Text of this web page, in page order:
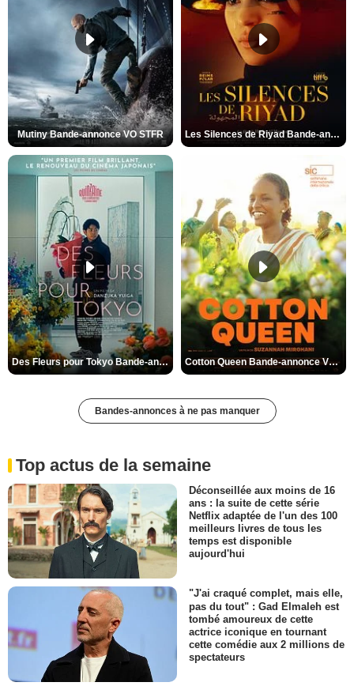
Mutiny Bande-annonce VO STFR Les Silences de Riyad Bande-annonce VO STFR
Des Fleurs pour Tokyo Bande-annonce VO STFR Cotton Queen Bande-annonce VO STFR
Bandes-annonces à ne pas manquer
Top actus de la semaine
Déconseillée aux moins de 16
ans : la suite de cette série
Netflix adaptée de l'un des 100
meilleurs livres de tous les
temps est disponible
aujourd'hui
"J'ai craqué complet, mais elle,
pas du tout" : Gad Elmaleh est
tombé amoureux de cette
actrice iconique en tournant
cette comédie aux 2 millions de
spectateurs